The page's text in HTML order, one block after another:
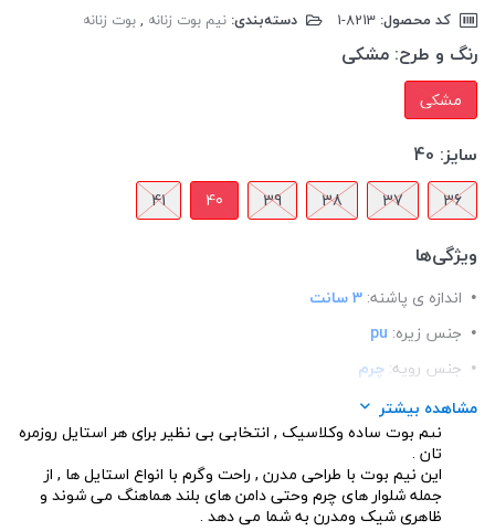
کد محصول: دسته‌بندی: نیم بوت زنانه ,بوت زنانه
رنگ و طرح: مشکی
مشکی
سایز: 40
36
37
38
39
40
41
ویژگی‌ها
اندازه ی پاشنه: 3 سانت
جنس زیره: pu
جنس رویه: چرم
قالب: استاندارد
کاربرد: استفاده ی روزمره
نحوه بسته شدن: زیپ دار
ارتفاع بوت:زیرزانو( 35cm)
مشاهده بیشتر
نیم بوت ساده وکلاسیک , انتخابی بی نظیر برای هر استایل روزمره
تان .
این نیم بوت با طراحی مدرن , راحت وگرم با انواع استایل ها , از
جمله شلوار های چرم وحتی دامن های بلند هماهنگ می شوند و
ظاهری شیک ومدرن به شما می دهد .